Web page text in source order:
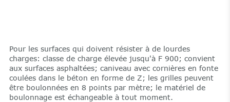
Pour les surfaces qui doivent résister à de lourdes
charges: classe de charge élevée jusqu'à F 900; convient
aux surfaces asphaltées; caniveau avec cornières en fonte
coulées dans le béton en forme de Z; les grilles peuvent
être boulonnées en 8 points par mètre; le matériel de
boulonnage est échangeable à tout moment.